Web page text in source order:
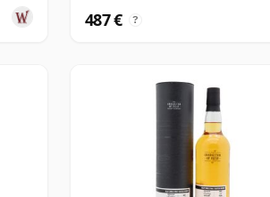
487 € ?